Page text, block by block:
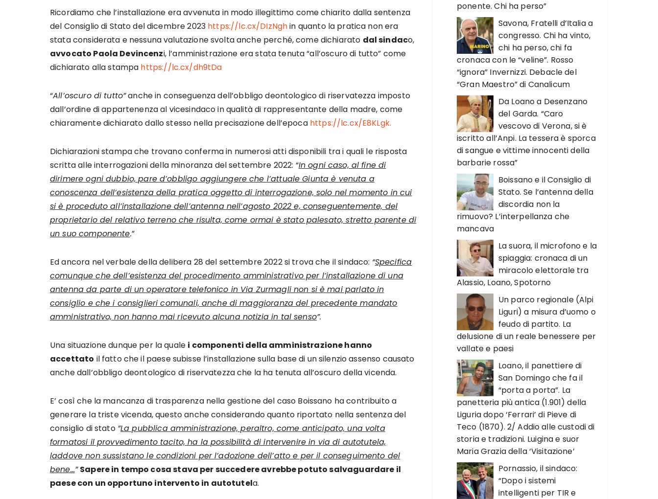
Ricordiamo che l’installazione era avvenuta in modo illegittimo come chiarito dalla sentenza
del Consiglio di Stato del dicembre 2023 https://lc.cx/DIzNghin quanto la pratica non era
stata considerata e nessuna valutazione svolta anche perché, come dichiarato dal sindaco,
avvocato Paola Devincenzi, l’amministrazione era stata tenuta “all’oscuro di tutto” come
dichiarato alla stampa https://lc.cx/dh9tDa
“All’oscuro di tutto”anche in conseguenza dell’obbligo deontologico di riservatezza imposto
dall’ordine di appartenenza al vicesindaco in qualità di rappresentante della madre, come
chiaramente dichiarato dallo stesso nella precisazione dell’epoca https://lc.cx/E8KLgk.
Dichiarazioni stampa che trovano conferma in numerosi atti disponibili tra i quali le risposta
scritta alle interrogazioni della minoranza del settembre 2022: “In ogni caso, al fine di
dirimere ogni dubbio, pare d’obbligo aggiungere che l’attuale Giunta è venuta a
conoscenza dell’esistenza della pratica oggetto di interrogazione, solo nel momento in cui
si è proceduto all’installazione dell’antenna nell’agosto 2022 e, conseguentemente, del
proprietario del relativo terreno che risulta, come ormai è stato palesato, stretto parente di
un suo componente.”
Ed ancora nel verbale della delibera 28 del settembre 2022 si trova che il sindaco: “Specifica
comunque che dell’esistenza del procedimento amministrativo per l’installazione di una
antenna da parte di un operatore telefonico in Via Zurmagli non si è mai parlato in
consiglio e che i consiglieri comunali, anche di maggioranza del precedente mandato
amministrativo, non hanno mai ricevuto alcuna notizia in tal senso”.
Una situazione dunque per la quale i componenti della amministrazione hanno
accettato il fatto che il paese subisse l’installazione sulla base di un silenzio assenso causato
anche dall’obbligo deontologico di riservatezza che la ha tenuta all’oscuro della vicenda.
E’ così che la mancanza di trasparenza nella gestione del caso Boissano ha contribuito a
generare la triste vicenda, questo anche considerando quanto riportato nella sentenza del
consiglio di stato ”La pubblica amministrazione, peraltro, come anticipato, una volta
formatosi il provvedimento tacito, ha la possibilità di intervenire in via di autotutela,
laddove non sussistano le condizioni per l’adozione dell’atto e per il conseguimento del
bene…” Sapere in tempo cosa stava per succedere avrebbe potuto salvaguardare il
paese con un opportuno intervento in autotutela.
ponente. Chi ha perso”
Savona, Fratelli d’Italia a
congresso. Chi ha vinto,
chi ha perso, chi fa
cronaca con le “veline”. Rosso
“ignora” Invernizzi. Debacle del
“Gran Maestro” di Canalicum
Da Loano a Desenzano
del Garda. “Caro
vescovo di Verona, si è
iscritto all’Anpi. La tessera è sporca
di sangue e vittime innocenti della
barbarie rossa”
Boissano e il Consiglio di
Stato. Se l’antenna della
discordia non la
rimuovo? L’interpellanza che
mancava
La suora, il microfono e la
spiaggia: cronaca di un
miracolo elettorale tra
Alassio, Loano, Spotorno
Un parco regionale (Alpi
Liguri) a misura d’uomo o
feudo di partito. La
delusione di un reale benessere per
vallate e paesi
Loano, il panettiere di
San Domingo che fa il
“porta a porta”. La
panetteria più antica (1.901) della
Liguria dopo ‘Ferrari’ di Pieve di
Teco (1870). 2/ Addio alle custodi di
storia e tradizioni. Luigina e suor
Maria Grazia della ‘Visitazione’
Pornassio, il sindaco:
“Dopo i sistemi
intelligenti per TIR e